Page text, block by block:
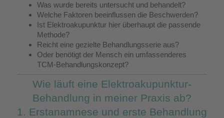
Was wurde bereits untersucht und behandelt?
Welche Faktoren beeinflussen die Beschwerden?
Ist Elektroakupunktur hier überhaupt die passende
Methode?
Reicht eine gezielte Behandlungsserie aus?
Oder benötigt der Mensch ein umfassenderes
TCM-Behandlungskonzept?
Wie läuft eine Elektroakupunktur-
Behandlung in meiner Praxis ab?
1. Erstanamnese und erste Behandlung